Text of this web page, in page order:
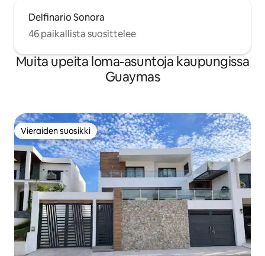
Delfinario Sonora
46 paikallista suosittelee
Muita upeita loma-asuntoja kaupungissa
Guaymas
Vieraiden suosikki
Vieraiden suosikki